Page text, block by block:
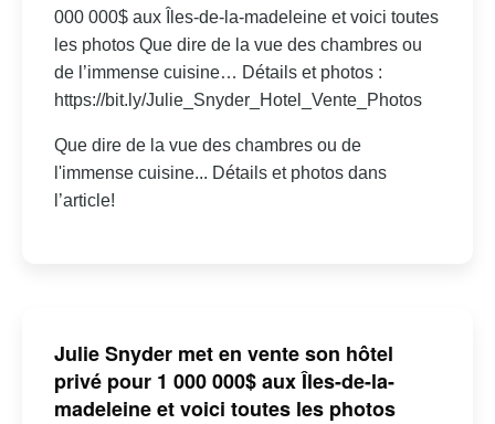
000 000$ aux Îles-de-la-madeleine et voici toutes
les photos Que dire de la vue des chambres ou
de l’immense cuisine… Détails et photos :
https://bit.ly/Julie_Snyder_Hotel_Vente_Photos
Que dire de la vue des chambres ou de
l'immense cuisine... Détails et photos dans
l’article!
Julie Snyder met en vente son hôtel
privé pour 1 000 000$ aux Îles-de-la-
madeleine et voici toutes les photos